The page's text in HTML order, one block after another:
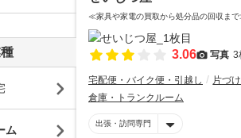
≪家具や家電の買取から処分品の回収ま
3.06 写真 3
宅配便・バイク便・引越し 片づ
倉庫・トランクルーム
出張・訪問専門
ム